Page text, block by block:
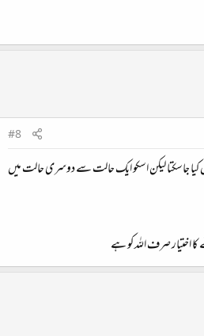
#8
کیا جاسکتا لیکن اسکو ایک حالت سے دوسری حالت میں
کا اختیار صرف اللہ کو ہے